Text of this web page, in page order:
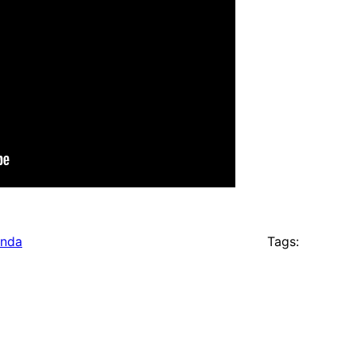
Tags: